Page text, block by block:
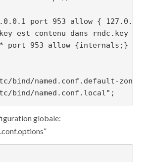
port 953 allow {
est contenu dans rndc.key
port 953 allow {internals;}
bind/named.conf.default-
globale: